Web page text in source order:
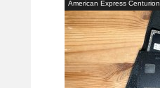
American Express Centurion